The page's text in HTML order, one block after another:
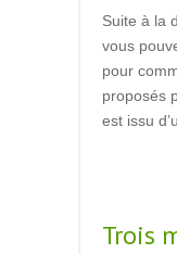
Suite à la
vous
pour
proposés
est issu
Trois